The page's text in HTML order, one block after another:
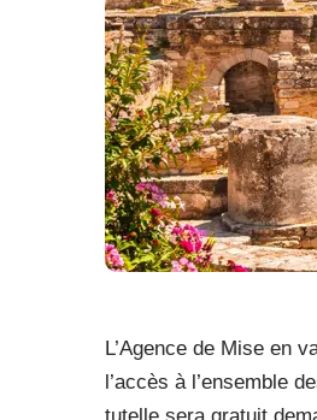
L’Agence de Mise en
l’accès à l’ensemble